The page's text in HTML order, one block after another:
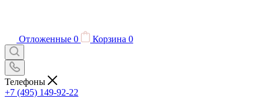
Отложенные 0 Корзина 0
Телефоны
+7 (495) 149-92-22